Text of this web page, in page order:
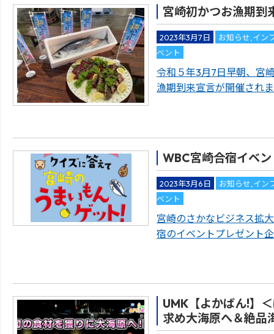
宮崎初かつお漁期到
2023年3月7日 お知らせ イン
ベント
令和５年3月7日早朝、宮
漁期到来宣言が開催され
WBC宮崎合宿イベ
2023年3月6日 お知らせ イン
ベント
宮崎のさかなビジネス拡
宿のイベントプレゼント
UMK【よかばん!】
求め大海原へ＆絶品